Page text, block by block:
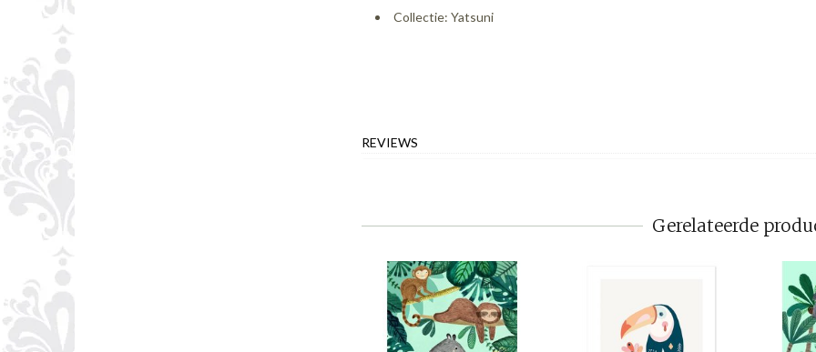
Collectie: Yatsuni
REVIEWS
Gerelateerde